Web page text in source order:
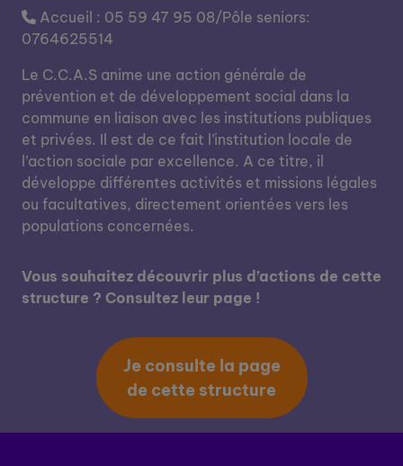
Accueil : 05 59 47 95 08/Pôle seniors:
0764625514
Le C.C.A.S anime une action générale de
prévention et de développement social dans la
commune en liaison avec les institutions publiques
et privées. Il est de ce fait l’institution locale de
l’action sociale par excellence. A ce titre, il
développe différentes activités et missions légales
ou facultatives, directement orientées vers les
populations concernées.
Vous souhaitez découvrir plus d’actions de cette
structure ? Consultez leur page !
Je consulte la page
de cette structure